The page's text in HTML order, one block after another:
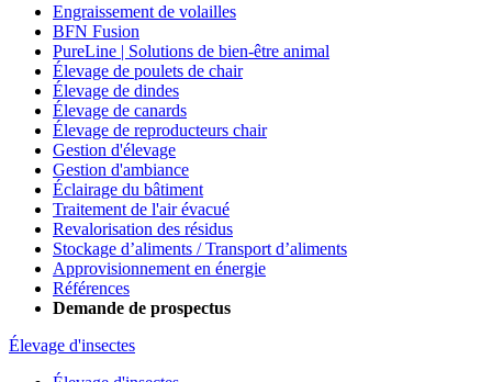
Engraissement de volailles
BFN Fusion
PureLine | Solutions de bien-être animal
Élevage de poulets de chair
Élevage de dindes
Élevage de canards
Élevage de reproducteurs chair
Gestion d'élevage
Gestion d'ambiance
Éclairage du bâtiment
Traitement de l'air évacué
Revalorisation des résidus
Stockage d’aliments / Transport d’aliments
Approvisionnement en énergie
Références
Demande de prospectus
Élevage d'insectes